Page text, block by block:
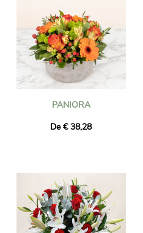
PANIORA
De € 38,28